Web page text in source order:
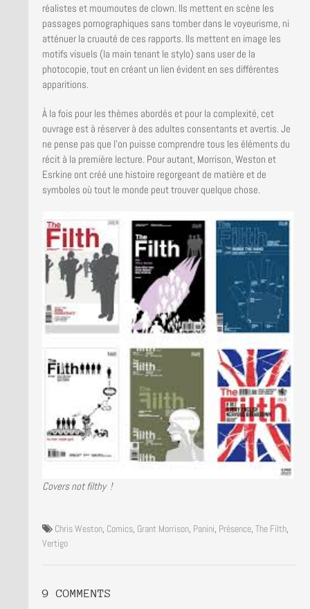
réalistes et moumoutes de clown. Ils mettent en scène les
passages pornographiques sans tomber dans le voyeurisme, ni
atténuer la cruauté de ces rapports. Ils mettent en image les
motifs visuels (la main tenant le stylo) sans user de la
photocopie, tout en créant un lien évident en ses différentes
apparitions.
À la fois pour les thèmes abordés et pour la complexité, cet
ouvrage est à réserver à des adultes consentants et avertis. Je
ne pense pas que l’on puisse comprendre tous les éléments du
récit à la première lecture. Pour autant, Morrison, Weston et
Esrkine ont créé une histoire regorgeant de matière et de
symboles où tout le monde peut trouver quelque chose.
Covers not filthy !
Chris Weston, Comics, Grant Morrison, Panini, Présence, The Filth,
Vertigo
9 COMMENTS